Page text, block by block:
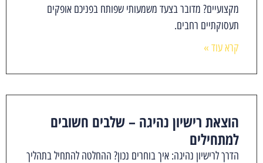
מקצועיים? מדובר בצעד משמעותי שפותח בפניכם אופקים
תעסוקתיים רחבים.
קרא עוד »
הוצאת רישיון נהיגה – שלבים חשובים
למתחילים
הדרך לרישיון נהיגה: איך בוחרים נכון? ההחלטה להתחיל בתהליך